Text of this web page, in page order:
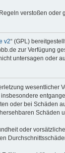
verstoßen
v2“ (GPL)
zur Verfügung
untersagen oder
oder bei Schäden
oder